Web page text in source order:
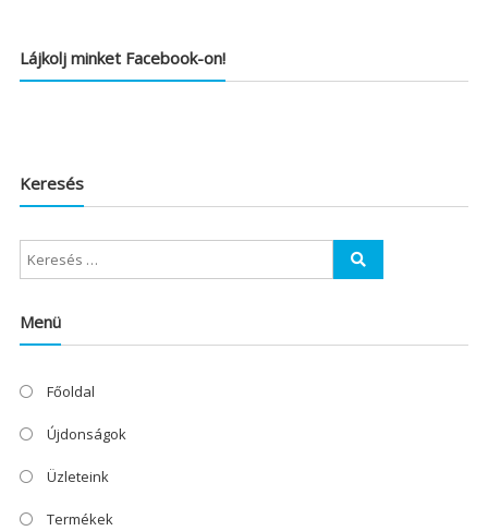
Lájkolj minket Facebook-on!
Keresés
Menü
Főoldal
Újdonságok
Üzleteink
Termékek